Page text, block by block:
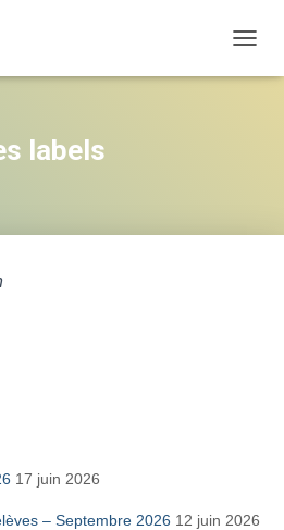
labels
17 juin 2026
– Septembre 2026 12 juin 2026